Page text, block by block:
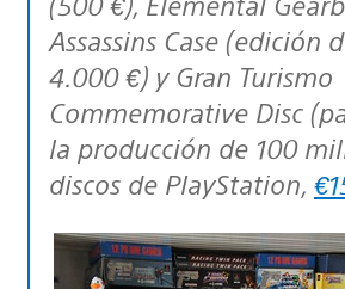
Assassins Case (edición
4.000 €) y Gran Turismo
Commemorative Disc
la producción de 100
discos de PlayStation,